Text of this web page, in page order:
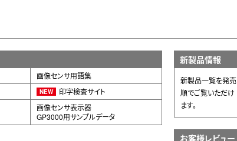
画像センサ用語集
NEW
印字検査サイト
画像センサ表示器
GP3000用サンプルデータ
新製品情報
新製品一覧を発売
順でご覧いただけ
ます。
お客様レビュー